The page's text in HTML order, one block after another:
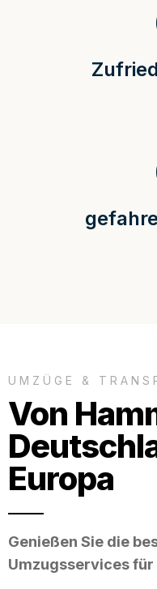
UMZÜGE &
Von
Europa
Genießen Sie die
Umzugsservices für